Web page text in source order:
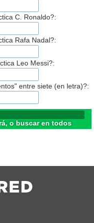
C. Ronaldo?:
Rafa Nadal?:
Leo Messi?:
entre siete (en letra)?:
o buscar en todos